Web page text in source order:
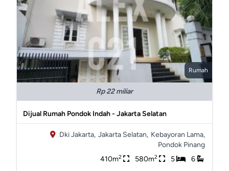
Rumah
Rp 22 miliar
Dijual Rumah Pondok Indah - Jakarta Selatan
Dki Jakarta, Jakarta Selatan, Kebayoran Lama,
Pondok Pinang
410m2 580m2 5 6